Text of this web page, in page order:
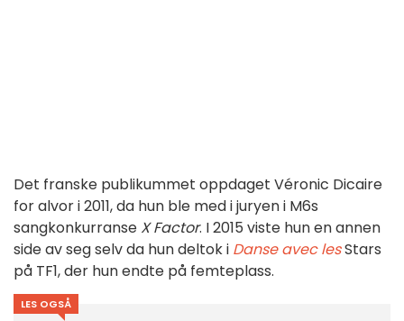
Det franske publikummet oppdaget Véronic Dicaire
for alvor i 2011, da hun ble med i juryen i M6s
sangkonkurranse X Factor. I 2015 viste hun en annen
side av seg selv da hun deltok i Danse avec lesStars
på TF1, der hun endte på femteplass.
LES OGSÅ